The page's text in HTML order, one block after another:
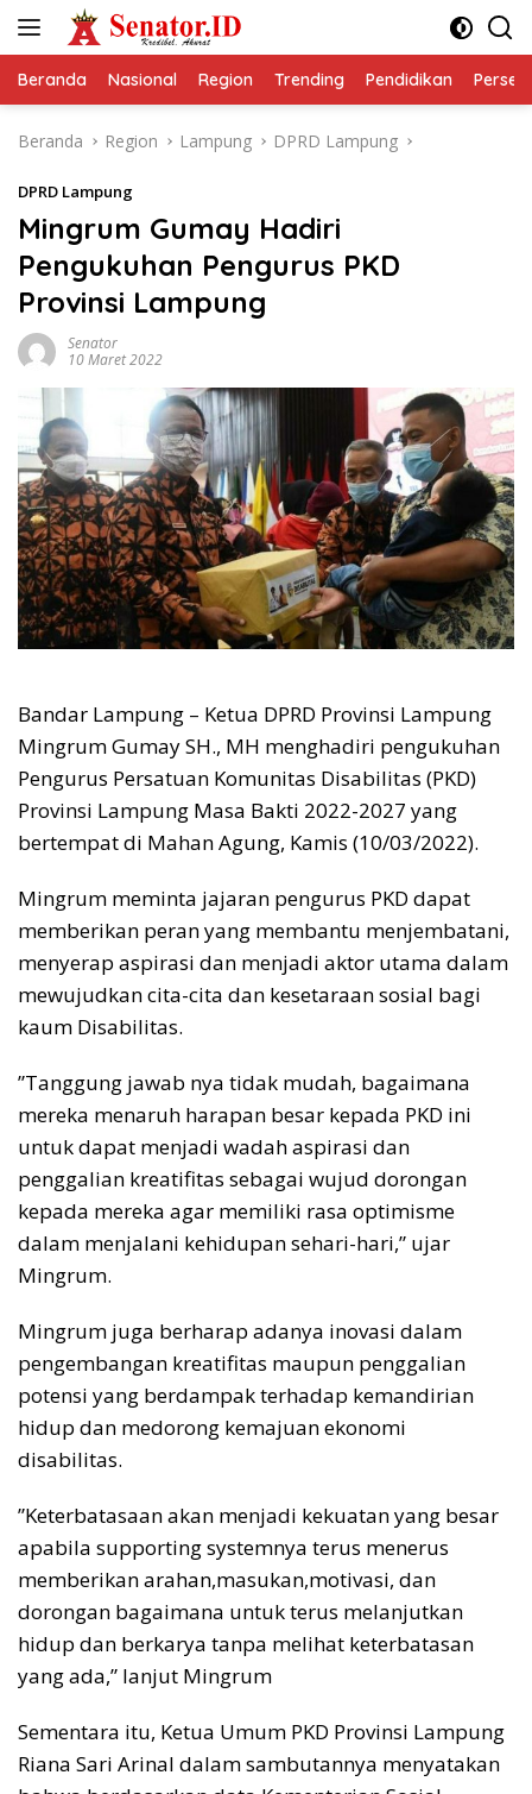
Beranda Nasional Region Trending Pendidikan
Beranda Region Lampung DPRD Lampung
DPRD Lampung
Mingrum Gumay Hadiri
Pengukuhan Pengurus PKD
Provinsi Lampung
Senator
10 Maret 2022
Bandar Lampung – Ketua DPRD Provinsi Lampung
Mingrum Gumay SH., MH menghadiri pengukuhan
Pengurus Persatuan Komunitas Disabilitas (PKD)
Provinsi Lampung Masa Bakti 2022-2027 yang
bertempat di Mahan Agung, Kamis (10/03/2022).
Mingrum meminta jajaran pengurus PKD dapat
memberikan peran yang membantu menjembatani,
menyerap aspirasi dan menjadi aktor utama dalam
mewujudkan cita-cita dan kesetaraan sosial bagi
kaum Disabilitas.
”Tanggung jawab nya tidak mudah, bagaimana
mereka menaruh harapan besar kepada PKD ini
untuk dapat menjadi wadah aspirasi dan
penggalian kreatifitas sebagai wujud dorongan
kepada mereka agar memiliki rasa optimisme
dalam menjalani kehidupan sehari-hari,” ujar
Mingrum.
Mingrum juga berharap adanya inovasi dalam
pengembangan kreatifitas maupun penggalian
potensi yang berdampak terhadap kemandirian
hidup dan medorong kemajuan ekonomi
disabilitas.
”Keterbatasaan akan menjadi kekuatan yang besar
apabila supporting systemnya terus menerus
memberikan arahan,masukan,motivasi, dan
dorongan bagaimana untuk terus melanjutkan
hidup dan berkarya tanpa melihat keterbatasan
yang ada,” lanjut Mingrum
Sementara itu, Ketua Umum PKD Provinsi Lampung
Riana Sari Arinal dalam sambutannya menyatakan